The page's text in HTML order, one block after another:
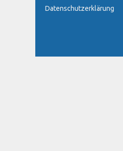
Datenschutzerklärung